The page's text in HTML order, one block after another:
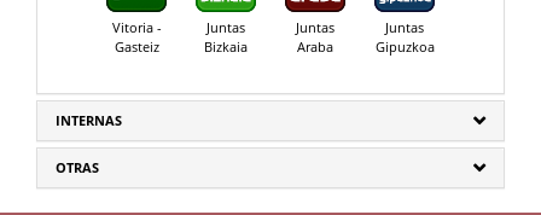
Vitoria -
Gasteiz
Juntas
Bizkaia
Juntas
Araba
Juntas
Gipuzkoa
INTERNAS
OTRAS